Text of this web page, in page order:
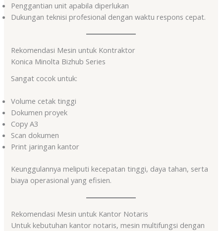
Penggantian unit apabila diperlukan
Dukungan teknisi profesional dengan waktu respons cepat.
Rekomendasi Mesin untuk Kontraktor
Konica Minolta Bizhub Series
Sangat cocok untuk:
Volume cetak tinggi
Dokumen proyek
Copy A3
Scan dokumen
Print jaringan kantor
Keunggulannya meliputi kecepatan tinggi, daya tahan, serta
biaya operasional yang efisien.
Rekomendasi Mesin untuk Kantor Notaris
Untuk kebutuhan kantor notaris, mesin multifungsi dengan